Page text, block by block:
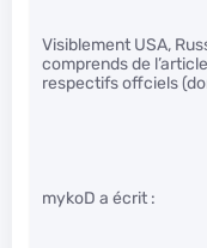
Visiblement USA,
comprends de
respectifs offciels
mykoD a écrit :